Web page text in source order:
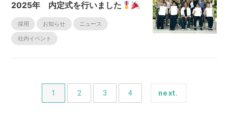
2025年 内定式を行いました
採用 お知らせ ニュース
社内イベント
1 2 3 4 next.